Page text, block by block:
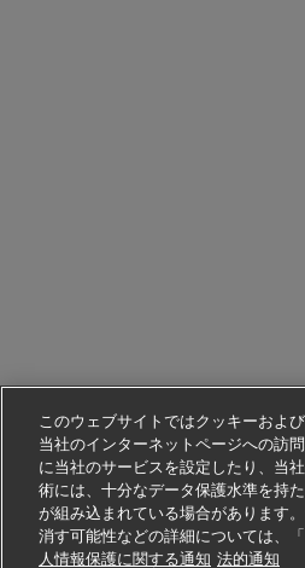
このウェブサイトではクッキーおよ
当社のインターネットページへの訪
に当社のサービスを設定したり、当
術には、十分なデータ保護水準を持
が組み込まれている場合があります
消す可能性などの詳細については、
人情報保護に関する通知 法的通知